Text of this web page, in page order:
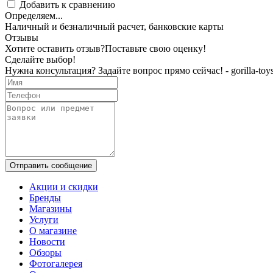
Добавить к сравнению
Определяем...
Наличный и безналичный расчет, банковские карты
Отзывы
Хотите оставить отзыв?Поставьте свою оценку!
Сделайте выбор!
Нужна консультация? Задайте вопрос прямо сейчас! - gorilla-
Отправить сообщение
Акции и скидки
Бренды
Магазины
Услуги
О магазине
Новости
Обзоры
Фотогалерея